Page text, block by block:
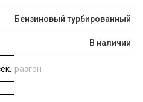
Бензиновый турбированный
В наличии
разгон